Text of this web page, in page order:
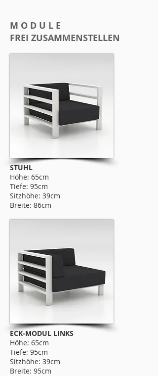
M O D U L E
FREI ZUSAMMENSTELLEN
STUHL
Höhe: 65cm
Tiefe: 95cm
Sitzhöhe: 39cm
Breite: 86cm
ECK-MODUL LINKS
Höhe: 65cm
Tiefe: 95cm
Sitzhöhe: 39cm
Breite: 95cm